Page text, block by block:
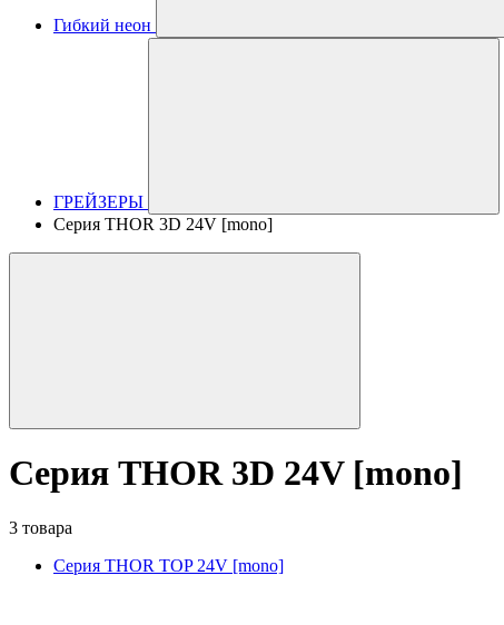
Гибкий неон
ГРЕЙЗЕРЫ
Серия THOR 3D 24V [mono]
Серия THOR 3D 24V [mono]
3 товара
Серия THOR TOP 24V [mono]